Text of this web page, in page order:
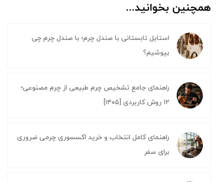
همچنین بخوانید...
استایل تابستانی با صندل چرم؛ با صندل چرم چی
بپوشیم؟
راهنمای جامع تشخیص چرم طبیعی از چرم مصنوعی؛
۱۲ روش کاربردی [۱۴۰۵]
راهنمای کامل انتخاب و خرید اکسسوری چرمی ضروری
برای سفر